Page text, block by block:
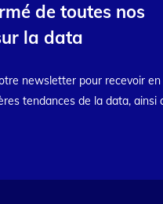
de toutes nos
la data
newsletter pour recevoir
tendances de la data, ainsi